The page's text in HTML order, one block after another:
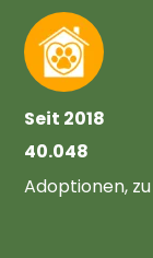
Seit 2018
40.048
Adoptionen,